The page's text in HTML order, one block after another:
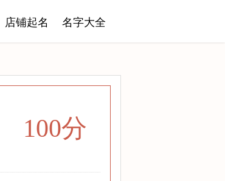
店铺起名 名字大全
100分